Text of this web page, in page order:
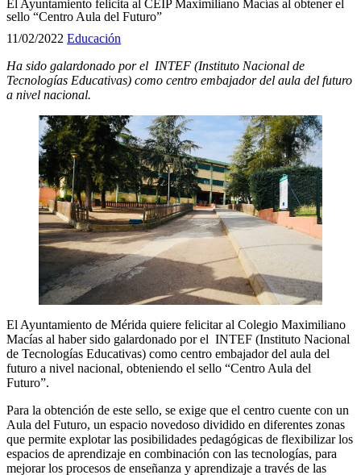
El Ayuntamiento felicita al CEIP Maximiliano Macías al obtener el
sello “Centro Aula del Futuro”
11/02/2022 Educación
Ha sido galardonado por el INTEF (Instituto Nacional de
Tecnologías Educativas) como centro embajador del aula del futuro
a nivel nacional.
El Ayuntamiento de Mérida quiere felicitar al Colegio Maximiliano
Macías al haber sido galardonado por el INTEF (Instituto Nacional
de Tecnologías Educativas) como centro embajador del aula del
futuro a nivel nacional, obteniendo el sello “Centro Aula del
Futuro”.
Para la obtención de este sello, se exige que el centro cuente con un
Aula del Futuro, un espacio novedoso dividido en diferentes zonas
que permite explotar las posibilidades pedagógicas de flexibilizar los
espacios de aprendizaje en combinación con las tecnologías, para
mejorar los procesos de enseñanza y aprendizaje a través de las